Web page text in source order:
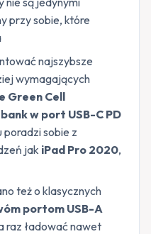
przy sobie, które
najszybsze
wymagających
Green Cell
w port USB-C PD
poradzi sobie z
jak iPad Pro 2020,
też o klasycznych
portom USB-A
raz ładować nawet